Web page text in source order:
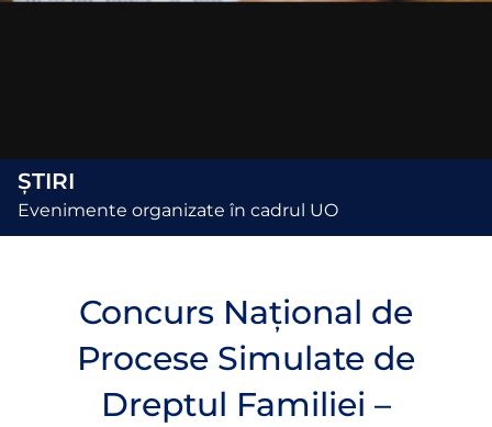
ȘTIRI
Evenimente organizate în cadrul UO
Concurs Național de
Procese Simulate de
Dreptul Familiei –